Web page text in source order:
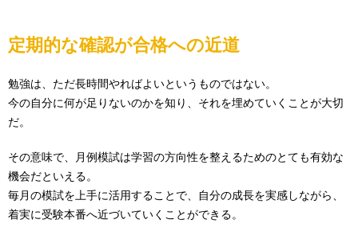
定期的な確認が合格への近道
勉強は、ただ長時間やればよいというものではない。
今の自分に何が足りないのかを知り、それを埋めていくことが大切
だ。
その意味で、月例模試は学習の方向性を整えるためのとても有効な
機会だといえる。
毎月の模試を上手に活用することで、自分の成長を実感しながら、
着実に受験本番へ近づいていくことができる。